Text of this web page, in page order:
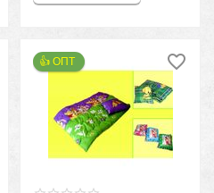
👍 ОПТ